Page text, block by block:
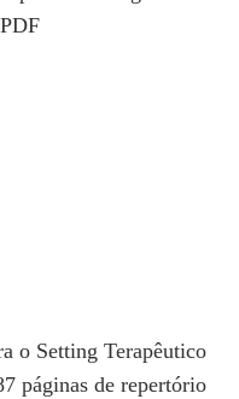
o Setting Terapêutico
páginas de repertório